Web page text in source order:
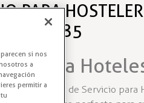
PARA
CSEP85
para
con el Carro de Servicio
si nos
a
permitir a